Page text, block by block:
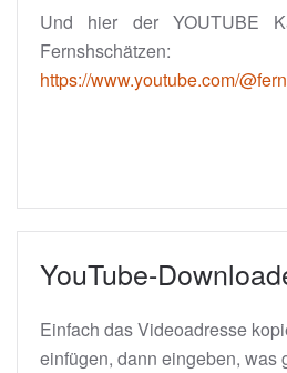
Und hier der YOUTUBE
Fernshschätzen:
https://www.youtube.com/
YouTube-
Einfach das Videoadresse
einfügen, dann eingeben, was